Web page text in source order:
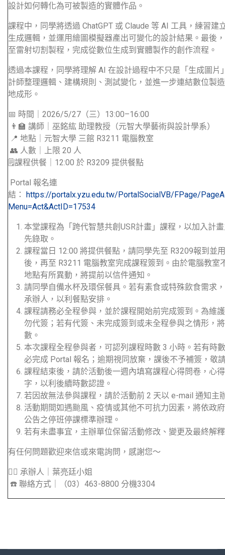
設計如何轉化為可被製造的實體作品。
課程中，同學將透過 ChatGPT 或 Claude 等 AI 工具，練習建
生成邏輯，並運用繪圖模擬器產出可變化的設計結果。最後
至雷射切割製程，完成從數位生成到實體製作的創作流程。
透過本課程，同學將理解 AI 在設計過程中不只是「生成圖片
計師整理邏輯、建構規則、測試變化，並進一步連結數位製
地成形。
📅 時間｜2026/5/27（三）13:00–16:00
👨‍🏫 講師｜巫銘紘 助理教授（元智大學藝術與設計學系）
📍 地點｜元智大學 三館 R3211 電腦教室
👥 人數｜上限 20 人
🗒️課程供餐｜12:00 於 R3209 提供餐點
Portal 報名連
結： https://portalx.yzu.edu.tw/PortalSocialVB/FPage/
Menu=Act&ActID=17534
本堂課程為「跨代智慧共創USR計畫」課程，以加入計
先錄取。
課程當日 12:00 將提供餐點，請同學先至 R3209報到並
後，再至 R3211 電腦教室完成課程簽到。由於電腦教室
地點有所異動，將提前以信件通知。
請同學自備水杯及環保餐具。若有素食或特殊飲食需求
承辦人，以利餐點安排。
課程請務必全程參與，並於課程開始前完成簽到。為維
勿代簽；若有代簽、未完成簽到或未全程參與之情形，
數。
本次課程全程參與者，可認列課程時數 3 小時。若有時
必完成 Portal 報名；逾期視同放棄，課後不予補簽，敬
課程結束後，請於活動後一週內填寫課程心得問卷，心
字，以利後續時數認證。
若因故無法參與課程，請於活動前 2 天以 e-mail 通知主
活動期間如遇颱風、疫情或其他不可抗力因素，將依政
公告之停班停課標準辦理。
若有未盡事宜，主辦單位保留活動修改、變更及最終解
有任何問題歡迎來信或來電詢問，感謝您～
🙋‍♀️ 承辦人｜葉亮廷小姐
☎️ 聯絡方式｜（03）463-8800 分機3304